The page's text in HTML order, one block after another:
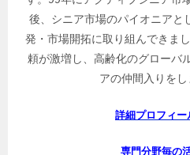
後、シニア市場のパイオニアと
発・市場開拓に取り組んできま
頼が激増し、高齢化のグローバ
アの仲間入りをし
詳細プロフィー
専門分野毎の